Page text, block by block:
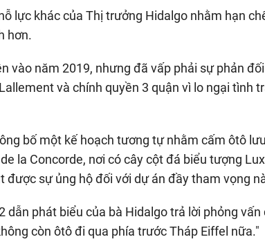
lực khác của Thị trưởng Hidalgo nhằm hạn
hơn.
vào năm 2019, nhưng đã vấp phải sự phản
và chính quyền 3 quận vì lo ngại tình
bố một kế hoạch tương tự nhằm cấm ôtô
la Concorde, nơi có cây cột đá biểu tượng
được sự ủng hộ đối với dự án đầy tham vọng
dẫn phát biểu của bà Hidalgo trả lời phỏng
còn ôtô đi qua phía trước Tháp Eiffel nữa."